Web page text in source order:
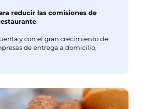
reducir las comisiones de
y con el gran crecimiento de
de entrega a domicilio,